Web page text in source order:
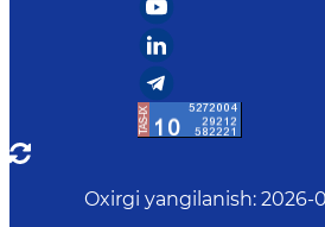
Oxirgi yangilanish: 2026-